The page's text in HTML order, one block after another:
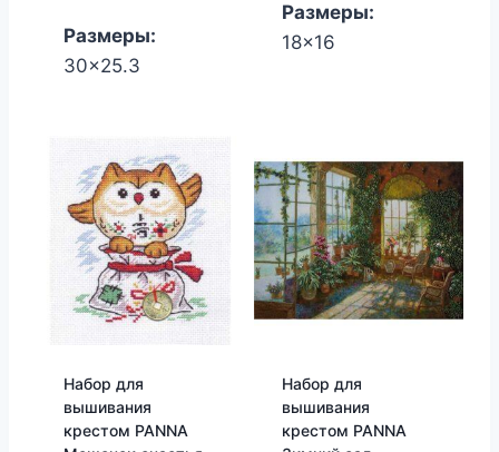
Размеры:
30x25.3
Размеры:
18x16
Набор для
вышивания
крестом PANNA
Набор для
вышивания
крестом PANNA